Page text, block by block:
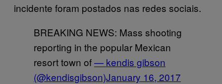
incidente foram postados nas redes sociais.
BREAKING NEWS: Mass shooting
reporting in the popular Mexican
resort town of— kendis gibson
(@kendisgibson)January 16, 2017